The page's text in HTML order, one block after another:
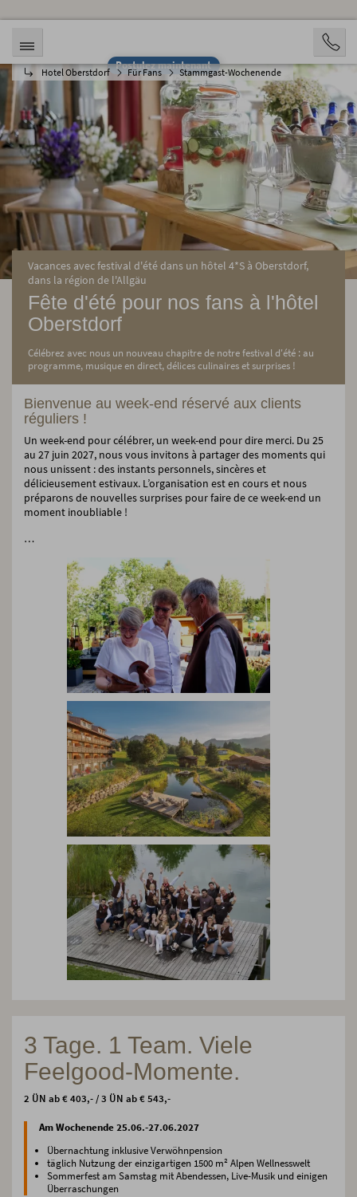
Postulez maintenant
Hotel Oberstdorf Für Fans Stammgast-Wochenende
Vacances avec festival d'été dans un hôtel 4*S à Oberstdorf,
dans la région de l'Allgäu
Fête d'été pour nos fans à l'hôtel
Oberstdorf
Célébrez avec nous un nouveau chapitre de notre festival d'été : au
programme, musique en direct, délices culinaires et surprises !
Bienvenue au week-end réservé aux clients
réguliers !
Un week-end pour célébrer, un week-end pour dire merci. Du 25
au 27 juin 2027, nous vous invitons à partager des moments qui
nous unissent : des instants personnels, sincères et
délicieusement estivaux. L’organisation est en cours et nous
préparons de nouvelles surprises pour faire de ce week-end un
moment inoubliable !
…
3 Tage. 1 Team. Viele
Feelgood-Momente.
2 ÜN ab € 403,- / 3 ÜN ab € 543,-
Am Wochenende 25.06.-27.06.2027
Übernachtung inklusive Verwöhnpension
täglich Nutzung der einzigartigen 1500 m² Alpen Wellnesswelt
Sommerfest am Samstag mit Abendessen, Live-Musik und einigen
Überraschungen